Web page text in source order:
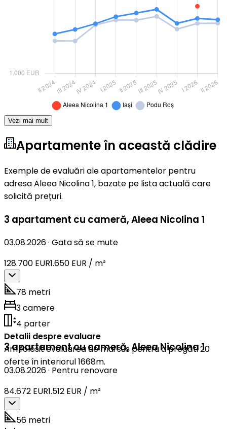
Vezi mai mult
Apartamente în această clădire
Exemple de evaluări ale apartamentelor pentru
adresa Aleea Nicolina 1, bazate pe lista actuală care
solicită prețuri.
3 apartament cu cameră,Aleea Nicolina 1
03.08.2026· Gata să se mute
128.700 EUR1.650 EUR / m²
78 metri
3 camere
4 parter
Detalii despre evaluare
Am folosit evaluarea de mai sus pentru a pregăti 20
oferte în interiorul 1668m.
3 apartament cu cameră,Aleea Nicolina 1
03.08.2026· Pentru renovare
84.672 EUR1.512 EUR / m²
56 metri